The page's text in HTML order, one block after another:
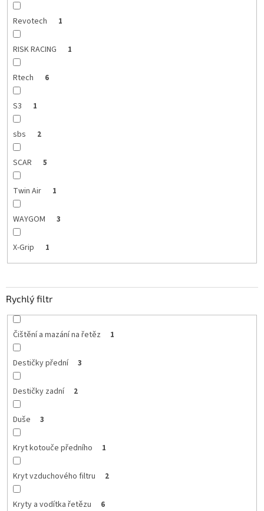
Revotech 1
RISK RACING 1
Rtech 6
S3 1
sbs 2
SCAR 5
Twin Air 1
WAYGOM 3
X-Grip 1
Rychlý filtr
Čištění a mazání na řetěz 1
Destičky přední 3
Destičky zadní 2
Duše 3
Kryt kotouče předního 1
Kryt vzduchového filtru 2
Kryty a vodítka řetězu 6